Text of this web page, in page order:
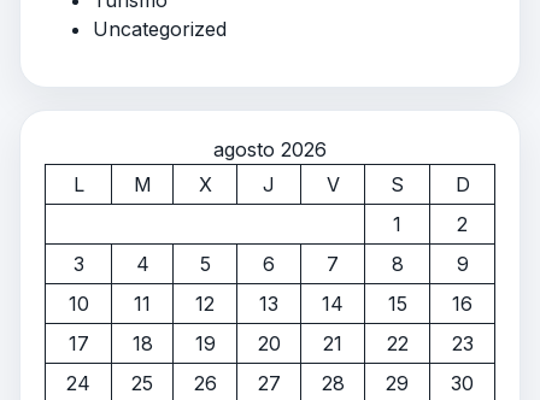
Uncategorized
agosto 2026
L
M X J V S
D
1
2
3
4 5 6 7 8
9
10
11 12 13 14 15
16
17
18 19 20 21 22
23
24
25 26 27 28 29
30